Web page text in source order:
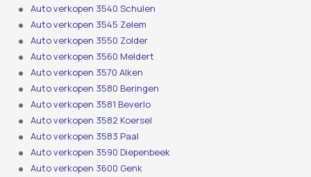
Auto verkopen 3540 Schulen
Auto verkopen 3545 Zelem
Auto verkopen 3550 Zolder
Auto verkopen 3560 Meldert
Auto verkopen 3570 Alken
Auto verkopen 3580 Beringen
Auto verkopen 3581 Beverlo
Auto verkopen 3582 Koersel
Auto verkopen 3583 Paal
Auto verkopen 3590 Diepenbeek
Auto verkopen 3600 Genk